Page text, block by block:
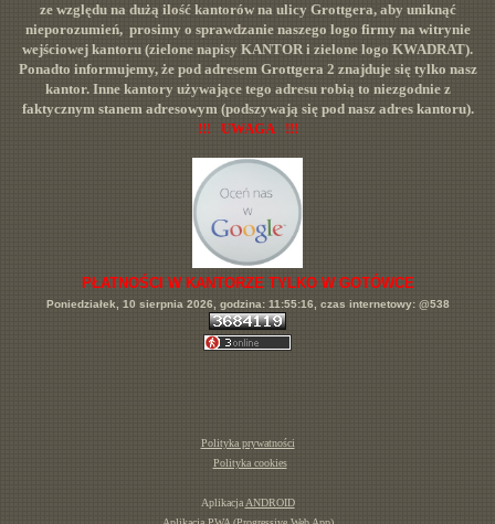
ze względu na dużą ilość kantorów na ulicy Grottgera, aby uniknąć
nieporozumień, prosimy o sprawdzanie naszego logo firmy na witrynie
wejściowej kantoru (zielone napisy KANTOR i zielone logo KWADRAT).
Ponadto informujemy, że pod adresem Grottgera 2 znajduje się tylko nasz
kantor. Inne kantory używające tego adresu robią to niezgodnie z
faktycznym stanem adresowym (podszywają się pod nasz adres kantoru).
!!! UWAGA !!!
PŁATNOŚCI W KANTORZE TYLKO W GOTÓWCE
Poniedziałek, 10 sierpnia 2026, godzina: 11:55:16, czas internetowy: @538
Polityka prywatności
Polityka cookies
Aplikacja ANDROID